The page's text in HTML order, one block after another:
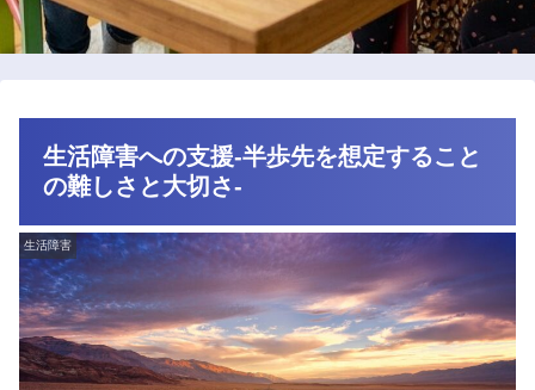
生活障害への支援-半歩先を想定すること
の難しさと大切さ-
生活障害